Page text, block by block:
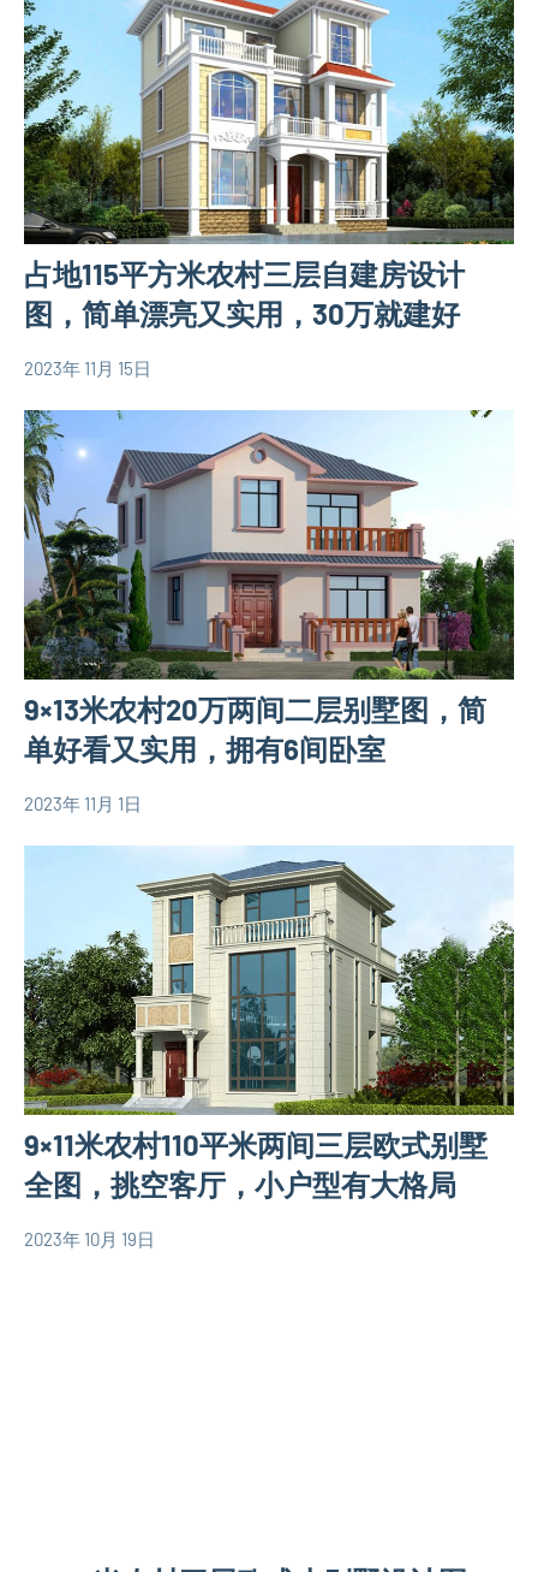
四
层
别
墅
设
计
图
欧
式
别
设
计
图
米
别
墅
设
计
图
120
平
米
别
墅
设
图
三
层
别
墅
设
计
图
易
房
设
计
占地115平方米农村三层自建房设计
图，简单漂亮又实用，30万就建好
平
米
别
墅
设
计
图
120
平
米
别
墅
设
别
墅
设
计
图
式
别
设
2023年 11月 15日
yacool
9×13米农村20万两间二层别墅图，简
单好看又实用，拥有6间卧室
平
墅
设
计
图
110
平
米
别
墅
设
2023年 11月 1日
yacool
9×11米农村110平米两间三层欧式别墅
全图，挑空客厅，小户型有大格局
2023年 10月 19日
yacool